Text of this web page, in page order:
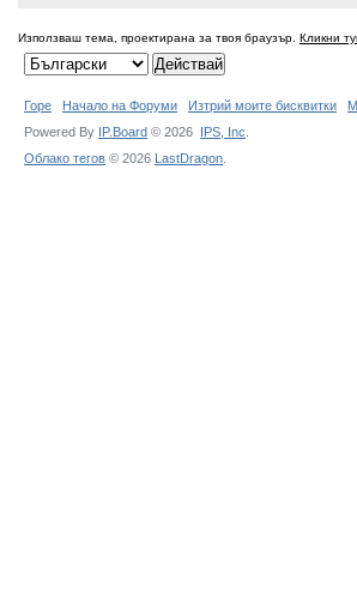
Използваш тема, проектирана за твоя браузър. Кликни
Горе Начало на Форуми Изтрий моите бисквитки
Powered By IP.Board © 2026 IPS, Inc
Облако тегов © 2026 LastDragon